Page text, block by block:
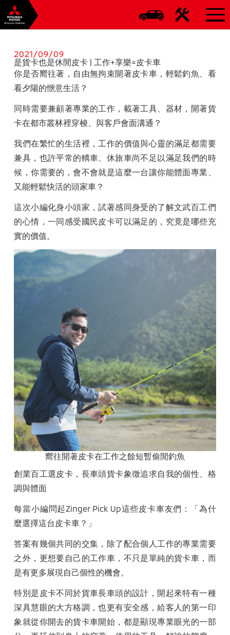
2021/09/09
是貨卡也是休閒皮卡 | 工作+享樂=皮卡車
你是否嚮往著，自由無拘束開著皮卡車，輕鬆釣魚、看
看夕陽的愜意生活？
同時需要兼顧著專業的工作，載著工具、器材，開著貨
卡在都市叢林裡穿梭、與客戶會面溝通？
我們在繁忙的生活裡，工作的價值與心靈的滿足都需要
兼具，也許平常的轎車、休旅車尚不足以滿足我們的時
候，你需要的，會不會就是這麼一台讓你能體面專業、
又能輕鬆快活的頭家車？
這次小編化身小頭家，試著感同身受的了解文武百工們
的心情，一同感受國民皮卡可以滿足的，究竟是哪些充
實的價值。
嚮往開著皮卡在工作之餘短暫偷閒釣魚
創業百工選皮卡，長車頭貨卡象徵追求自我的個性、格
調與體面
每當小編問起Zinger Pick Up這些皮卡車友們：「為什
麼選擇這台皮卡車？」
答案有幾個共同的交集，除了配合個人工作的專業需要
之外，更想要自己的工作車，不只是單純的貨卡車，而
是有更多展現自己個性的機會。
特別是皮卡不同於貨車長車頭的設計，開起來特有一種
深具慧眼的大方格調，也更有安全感，給客人的第一印
象就從你開去的貨卡車開始，都是顯現專業眼光的一部